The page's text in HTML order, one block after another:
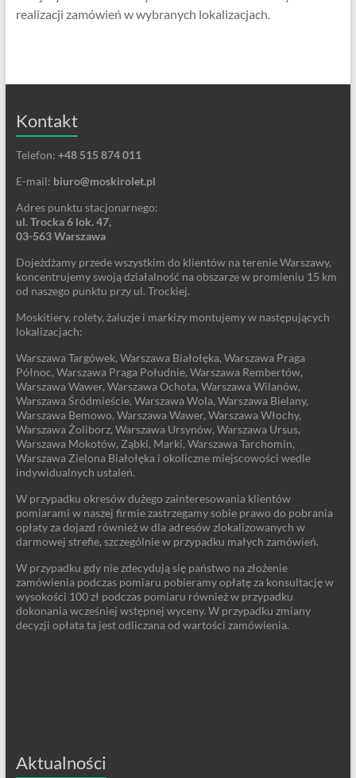
realizacji zamówień w wybranych lokalizacjach.
Kontakt
Telefon: +48 515 874 011
E-mail: biuro@moskirolet.pl
Adres punktu stacjonarnego:
ul. Trocka 6 lok. 47,
03-563 Warszawa
Dojeżdżamy przede wszystkim do klientów na terenie Warszawy,
koncentrujemy swoją działalność na obszarze w promieniu 15 km
od naszego punktu przy ul. Trockiej.
Moskitiery, rolety, żaluzje i markizy montujemy w następujących
lokalizacjach:
Warszawa Targówek, Warszawa Białołęka, Warszawa Praga
Północ, Warszawa Praga Południe, Warszawa Rembertów,
Warszawa Wawer, Warszawa Ochota, Warszawa Wilanów,
Warszawa Śródmieście, Warszawa Wola, Warszawa Bielany,
Warszawa Bemowo, Warszawa Wawer, Warszawa Włochy,
Warszawa Żoliborz, Warszawa Ursynów, Warszawa Ursus,
Warszawa Mokotów, Ząbki, Marki, Warszawa Tarchomin,
Warszawa Zielona Białołęka i okoliczne miejscowości wedle
indywidualnych ustaleń.
W przypadku okresów dużego zainteresowania klientów
pomiarami w naszej firmie zastrzegamy sobie prawo do pobrania
opłaty za dojazd również w dla adresów zlokalizowanych w
darmowej strefie, szczególnie w przypadku małych zamówień.
W przypadku gdy nie zdecydują się państwo na złożenie
zamówienia podczas pomiaru pobieramy opłatę za konsultację w
wysokości 100 zł podczas pomiaru również w przypadku
dokonania wcześniej wstępnej wyceny. W przypadku zmiany
decyzji opłata ta jest odliczana od wartości zamówienia.
Aktualności